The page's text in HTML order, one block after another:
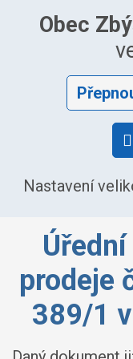
Obec
Nastavení
prodeje
389/1